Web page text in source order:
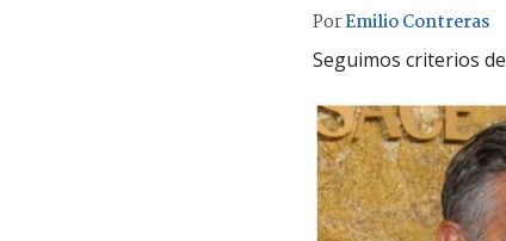
PorEmilio Contreras
Seguimos criterios de